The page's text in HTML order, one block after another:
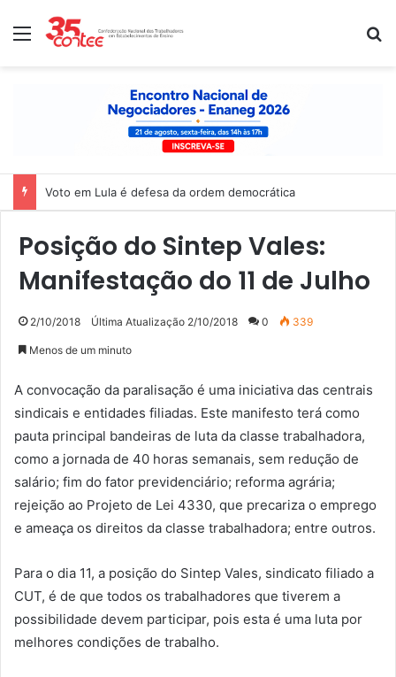
Menu
Voto em Lula é defesa da ordem democrática
Posição do Sintep Vales:
Manifestação do 11 de Julho
2/10/2018 Última Atualização 2/10/2018 0 339
Menos de um minuto
A convocação da paralisação é uma iniciativa das centrais
sindicais e entidades filiadas. Este manifesto terá como
pauta principal bandeiras de luta da classe trabalhadora,
como a jornada de 40 horas semanais, sem redução de
salário; fim do fator previdenciário; reforma agrária;
rejeição ao Projeto de Lei 4330, que precariza o emprego
e ameaça os direitos da classe trabalhadora; entre outros.
Para o dia 11, a posição do Sintep Vales, sindicato filiado a
CUT, é de que todos os trabalhadores que tiverem a
possibilidade devem participar, pois esta é uma luta por
melhores condições de trabalho.